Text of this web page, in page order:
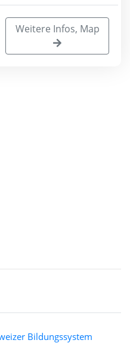
Weitere Infos, Map
Bildungssystem